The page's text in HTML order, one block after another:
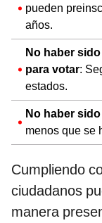
pueden
años.
No haber
para votar:
estados.
No haber
menos que se
Cumpliendo
ciudadanos
manera